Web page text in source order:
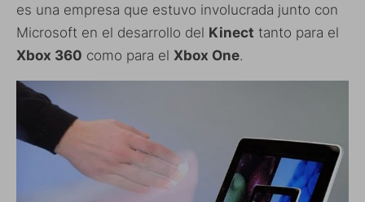
es una empresa que estuvo involucrada junto con
Microsoft en el desarrollo del Kinect tanto para el
Xbox 360 como para el Xbox One.